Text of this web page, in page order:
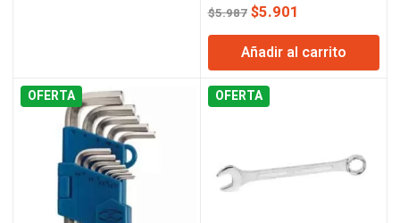
$5.987 El
precio
original
era:
$5.987.
$5.901
precio
actual
es:
Añadir al carrito
OFERTA OFERTA